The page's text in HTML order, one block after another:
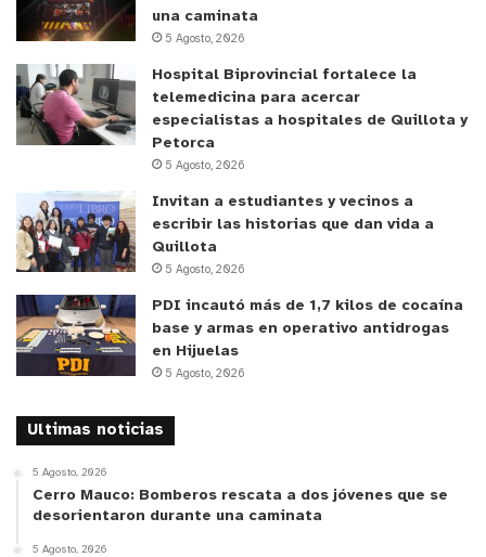
asociado al patrón de largo plazo que está
vinculado al cambio climático antropogénico”.
y tú, ¿qué opinas?
una caminata
5 Agosto, 2026
Hospital Biprovincial fortalece la
telemedicina para acercar
especialistas a hospitales de Quillota y
Petorca
5 Agosto, 2026
Invitan a estudiantes y vecinos a
escribir las historias que dan vida a
Quillota
5 Agosto, 2026
PDI incautó más de 1,7 kilos de cocaína
base y armas en operativo antidrogas
en Hijuelas
5 Agosto, 2026
Ultimas noticias
5 Agosto, 2026
Cerro Mauco: Bomberos rescata a dos jóvenes que se
desorientaron durante una caminata
5 Agosto, 2026